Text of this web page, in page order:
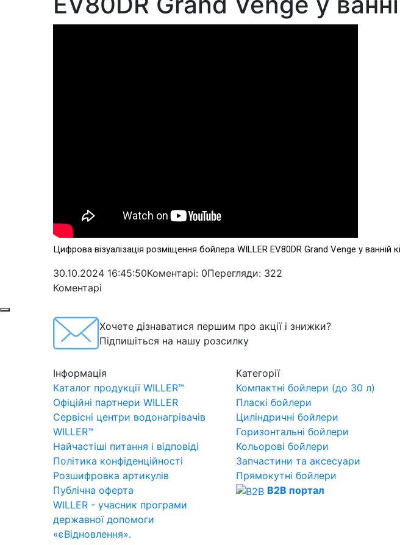
Цифрова візуалізація розміщення бойлера WILLER EV80DR Grand Venge у ванній
30.10.2024 16:45:50Коментарі: 0Перегляди: 322
Коментарі
Хочете дізнаватися першим про акції і знижки?
Підпишіться на нашу розсилку
Інформація
Каталог продукції WILLER™
Офіційні партнери WILLER
Сервісні центри водонагрівачів
WILLER™
Найчастіші питання і відповіді
Політика конфіденційності
Розшифровка артикулів
Публічна оферта
WILLER - учасник програми
державної допомоги
«єВідновлення».
Категорії
Компактні бойлери (до 30 л)
Пласкі бойлери
Циліндричні бойлери
Горизонтальні бойлери
Кольорові бойлери
Запчастини та аксесуари
Прямокутні бойлери
B2B портал